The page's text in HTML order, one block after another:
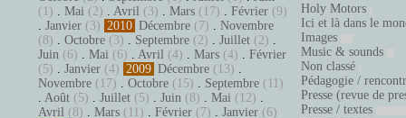
(1) . Mai (2) . Avril (3) . Mars (17) . Février (9)
. Janvier (3) 2010 Décembre (7) . Novembre
(8) . Octobre (3) . Septembre (2) . Juillet (2) .
Juin (6) . Mai (6) . Avril (4) . Mars (4) . Février
(5) . Janvier (4) 2009 Décembre (13) .
Novembre (17) . Octobre (15) . Septembre (11)
. Août (5) . Juillet (5) . Juin (8) . Mai (12) .
Avril (8) . Mars (11) . Février (7) . Janvier (6)
Holy Motors
Ici et là dans le
Images
Music & sounds
Non classé
Pédagogie /
Presse (revue de
Presse / textes